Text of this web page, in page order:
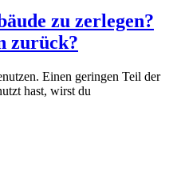
zu zerlegen?
zurück?
Einen geringen Teil der
hast, wirst du